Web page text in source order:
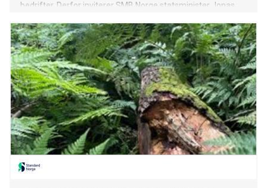
bedrifter. Derfor inviterer SMB Norge statsminister Jonas
næringsminister Cecilie Myrseth til markeringen av FNs
internasjonale dag for små og mellomstore bedrifter 27.
juni.